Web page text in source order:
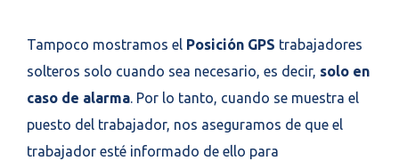
Tampoco mostramos el Posición GPS trabajadores
solteros solo cuando sea necesario, es decir, solo en
caso de alarma . Por lo tanto, cuando se muestra el
puesto del trabajador, nos aseguramos de que el
trabajador esté informado de ello para